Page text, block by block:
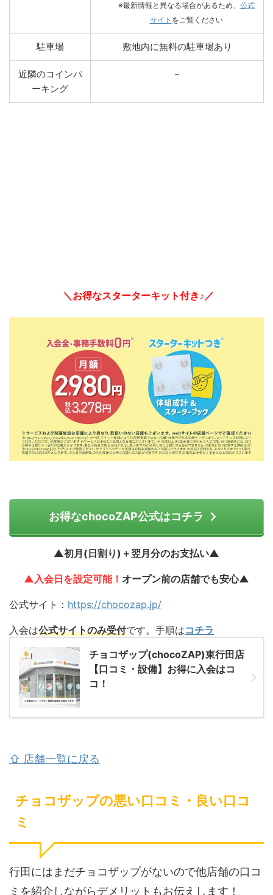
※最新情報と異なる場合があるため、 公式
サイト をご覧ください
駐車場 敷地内に無料の駐車場あり
近隣のコインパ
ーキング
－
＼お得なスターターキット付き♪／
お得なchocoZAP公式はコチラ
▲初月(日割り)＋翌月分のお支払い▲
▲入会日を設定可能！ オープン前の店舗でも安心▲
公式サイト： https://chocozap.jp/
入会は公式サイトのみ受付です。手順はコチラ
チョコザップ(chocoZAP)東行田店
【口コミ・設備】お得に入会はコ
コ！
⇧ 店舗一覧に戻る
チョコザップの悪い口コミ・良い口コ
ミ
行田にはまだチョコザップがないので他店舗の口コ
ミを紹介しながらデメリットもお伝えします！